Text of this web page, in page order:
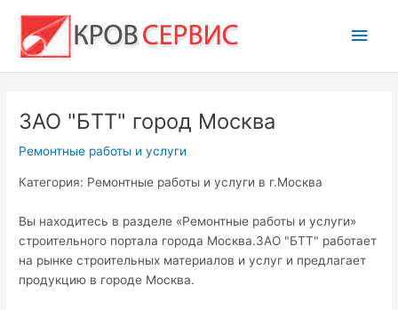
содержимому
ЗАО "БТТ" город Москва
Ремонтные работы и услуги
Категория: Ремонтные работы и услуги в г.Москва
Вы находитесь в разделе «Ремонтные работы и услуги»
строительного портала города Москва.ЗАО "БТТ" работает
на рынке строительных материалов и услуг и предлагает
продукцию в городе Москва.